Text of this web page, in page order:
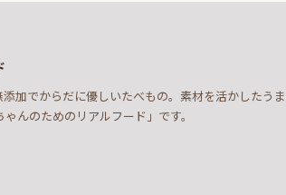
加でからだに優しいたべもの。素材を活かしたうま
んのためのリアルフード」です。